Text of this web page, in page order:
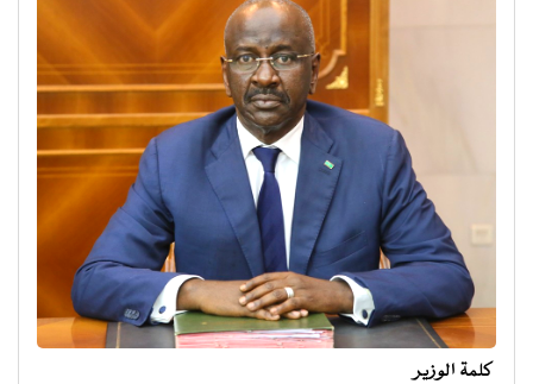
كلمة الوزير